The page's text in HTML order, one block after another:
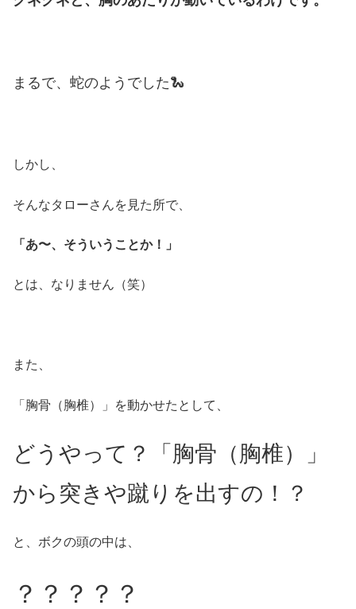
まるで、蛇のようでした🐍
しかし、
そんなタローさんを見た所で、
「あ〜、そういうことか！」
とは、なりません（笑）
また、
「胸骨（胸椎）」を動かせたとして、
どうやって？「胸骨（胸椎）」
から突きや蹴りを出すの！？
と、ボクの頭の中は、
？？？？？